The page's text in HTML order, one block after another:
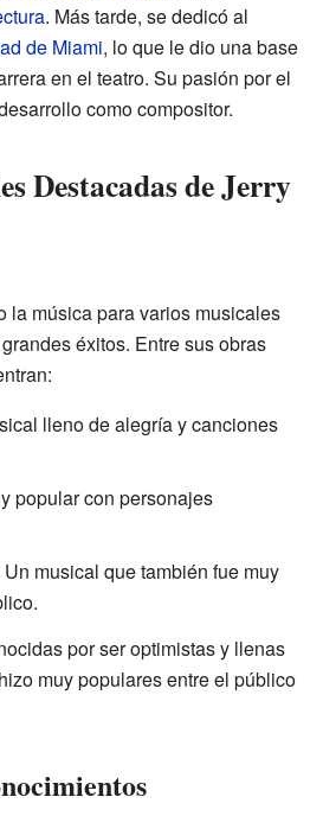
. Más tarde, se dedicó al
de Miami, lo que le dio una base
en el teatro. Su pasión por el
como compositor.
Destacadas de Jerry
la música para varios musicales
éxitos. Entre sus obras
lleno de alegría y canciones
popular con personajes
Un musical que también fue muy
por ser optimistas y llenas
muy populares entre el público